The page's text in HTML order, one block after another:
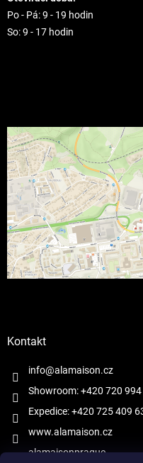
Po - Pá: 9 - 19 hodin
So: 9 - 17 hodin
Kontakt
info@alamaison.cz
Showroom: +420 720
Expedice: +420 725 409
www.alamaison.cz
alamaisonprague